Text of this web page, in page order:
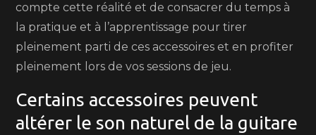
compte cette réalité et de consacrer du temps à
la pratique et à l’apprentissage pour tirer
pleinement parti de ces accessoires et en profiter
pleinement lors de vos sessions de jeu.
Certains accessoires peuvent
altérer le son naturel de la guitare